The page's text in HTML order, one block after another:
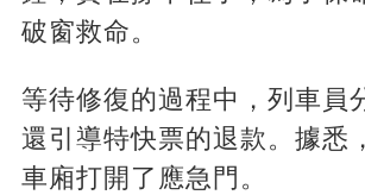
破窗救命。
等待修復的過程中，列車員
還引導特快票的退款。據悉
車廂打開了應急門。